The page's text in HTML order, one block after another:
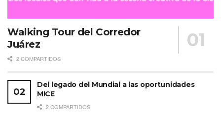
Ver esta publicación en Instagram
Walking Tour del Corredor
Juárez
2 COMPARTIDOS
Del legado del Mundial a las oportunidades
MICE
2 COMPARTIDOS